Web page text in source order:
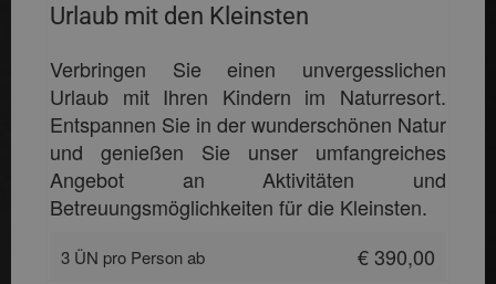
Urlaub mit den Kleinsten
Verbringen Sie einen unvergesslichen
Urlaub mit Ihren Kindern im Naturresort.
Entspannen Sie in der wunderschönen Natur
und genießen Sie unser umfangreiches
Angebot an Aktivitäten und
Betreuungsmöglichkeiten für die Kleinsten.
3 ÜN pro Person ab € 390,00